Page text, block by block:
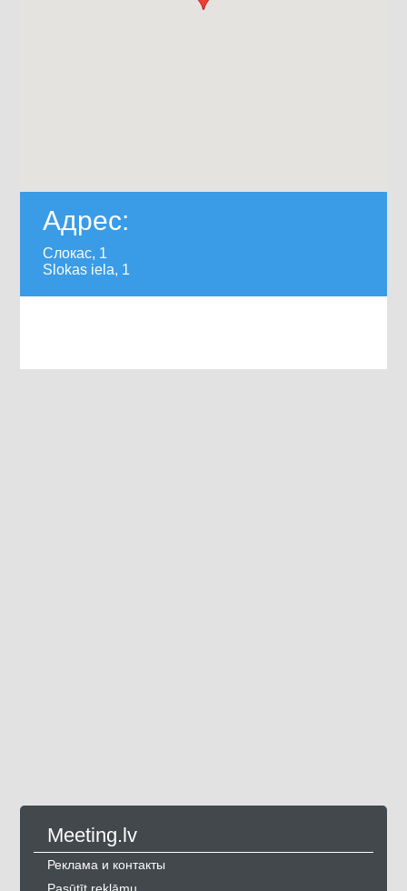
Адрес:
Слокас, 1
Slokas iela, 1
Meeting.lv
Реклама и контакты
Pasūtīt reklāmu